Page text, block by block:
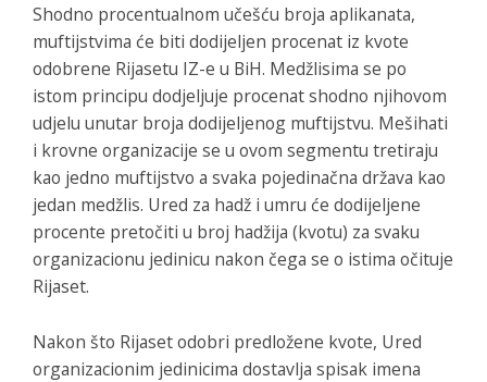
Shodno procentualnom učešću broja aplikanata,
muftijstvima će biti dodijeljen procenat iz kvote
odobrene Rijasetu IZ-e u BiH. Medžlisima se po
istom principu dodjeljuje procenat shodno njihovom
udjelu unutar broja dodijeljenog muftijstvu. Mešihati
i krovne organizacije se u ovom segmentu tretiraju
kao jedno muftijstvo a svaka pojedinačna država kao
jedan medžlis. Ured za hadž i umru će dodijeljene
procente pretočiti u broj hadžija (kvotu) za svaku
organizacionu jedinicu nakon čega se o istima očituje
Rijaset.
Nakon što Rijaset odobri predložene kvote, Ured
organizacionim jedinicima dostavlja spisak imena